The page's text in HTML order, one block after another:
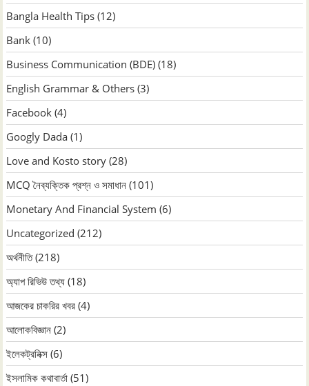
Bangla Health Tips (12)
Bank (10)
Business Communication (BDE) (18)
English Grammar & Others (3)
Facebook (4)
Googly Dada (1)
Love and Kosto story (28)
MCQ নৈব্যক্তিক প্রশ্ন ও সমাধান (101)
Monetary And Financial System (6)
Uncategorized (212)
অর্থনীতি(218)
অ্যাপ রিভিউ তথ্য (18)
আজকের চাকরির খবর (4)
আলোকবিজ্ঞান (2)
ইলেকট্রনিক্স (6)
ইসলামিক কথাবার্তা (51)